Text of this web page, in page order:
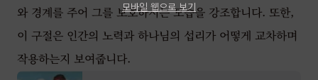
모바일 웹으로 보기
와 경계를 주어 그를 보호하시는 모습을 강조합니다. 또한,
이 구절은 인간의 노력과 하나님의 섭리가 어떻게 교차하며
작용하는지 보여줍니다.